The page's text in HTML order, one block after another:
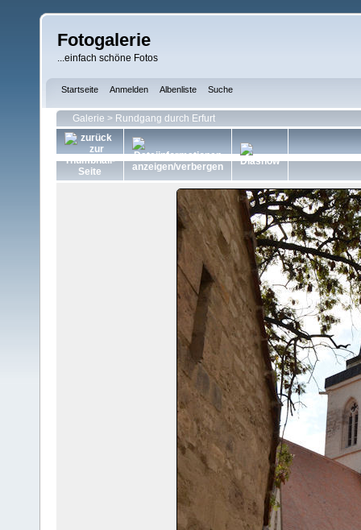
Fotogalerie
...einfach schöne Fotos
Startseite Anmelden Albenliste Suche
Galerie > Rundgang durch Erfurt